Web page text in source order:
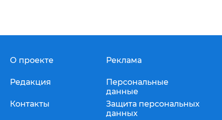
О проекте
Редакция
Контакты
Реклама
Персональные
данные
Защита персональных
данных